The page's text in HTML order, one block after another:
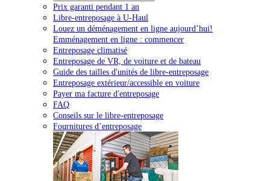
Prix garanti pendant 1 an
Libre-entreposage à U-Haul
Louez un déménagement en ligne aujourd’hui!
Emménagement en ligne : commencer
Entreposage climatisé
Entreposage de VR, de voiture et de bateau
Guide des tailles d'unités de libre-entreposage
Entreposage extérieur/accessible en voiture
Payer ma facture d'entreposage
FAQ
Conseils sur le libre-entreposage
Fournitures d’entreposage